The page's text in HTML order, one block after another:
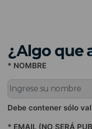
¿Algo que
* NOMBRE
Debe contener sólo
* EMAIL (NO SERÁ